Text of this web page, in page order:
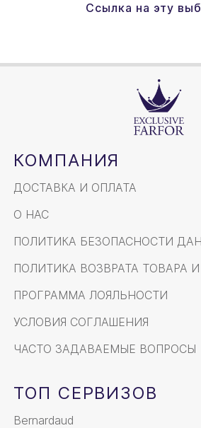
Ссылка на эту
КОМПАНИЯ
ДОСТАВКА И ОПЛАТА
О НАС
ПОЛИТИКА БЕЗОПАСНОСТИ
ПОЛИТИКА ВОЗВРАТА ТОВАРА
ПРОГРАММА ЛОЯЛЬНОСТИ
УСЛОВИЯ СОГЛАШЕНИЯ
ЧАСТО ЗАДАВАЕМЫЕ ВОПРОСЫ
ТОП СЕРВИЗОВ
Bernardaud